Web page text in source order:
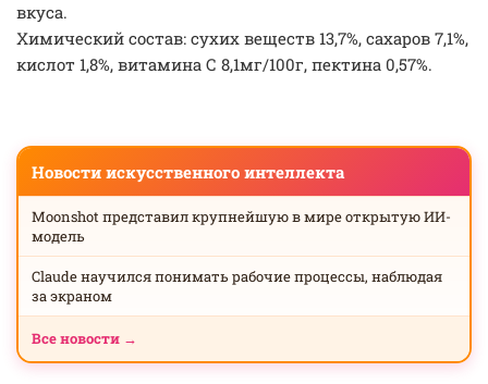
вкуса.
Химический состав: сухих веществ 13,7%, сахаров 7,1%,
кислот 1,8%, витамина С 8,1мг/100г, пектина 0,57%.
Новости искусственного интеллекта
Moonshot представил крупнейшую в мире открытую ИИ-
модель
Claude научился понимать рабочие процессы, наблюдая
за экраном
Все новости →